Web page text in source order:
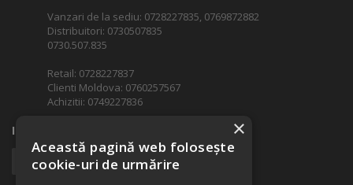
Vanzari de la sediu: 0728227835, 0769872882
Distribuitori: 0730507835
0730.507.835
Retail: 0728227837
Clienti Moldova: 0760257567
Achizitii: 0749227836
INFORMATII ADITIONALE
office@castel.ro
Această pagină web folosește
cookie-uri de urmărire
×